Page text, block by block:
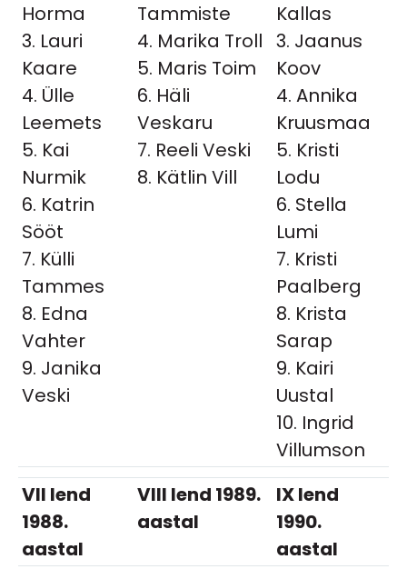
Horma
3. Lauri
Kaare
4. Ülle
Leemets
5. Kai
Nurmik
6. Katrin
Sööt
7. Külli
Tammes
8. Edna
Vahter
9. Janika
Veski
Tammiste
4. Marika Troll
5. Maris Toim
6. Häli
Veskaru
7. Reeli Veski
8. Kätlin Vill
Kallas
3. Jaanus
Koov
4. Annika
Kruusmaa
5. Kristi
Lodu
6. Stella
Lumi
7. Kristi
Paalberg
8. Krista
Sarap
9. Kairi
Uustal
10. Ingrid
Villumson
VII lend
1988.
aastal
VIII lend 1989.
aastal
IX lend
1990.
aastal